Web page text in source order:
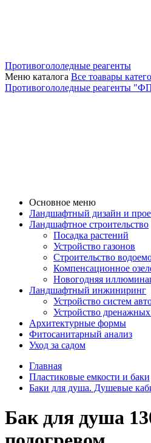
Противогололедные реагенты
Меню каталога Все тоавары
Противогололедные реагенты
Основное меню
Ландшафтный дизайн и
Ландшафтное строительство
Посадка растений
Устройство газонов
Строительство
Компенсационное
Новогодняя
Ландшафтный инжиниринг
Устройство систем
Устройство
Aрхитектурные формы
Фитосанитарный анализ
Уход за садом
Главная
Пластиковые емкости и баки
Баки для душа. Душевые
Бак для душа